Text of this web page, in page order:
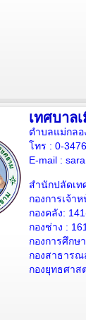
เทศบาล
ตำบลแม่กลอ
โทร : 0-
E-mail :
สำนักปลัดเท
กองการเจ้า
กองคลัง:
กองช่าง :
กองการศึกษ
กองสาธาร
กองยุทธศาส